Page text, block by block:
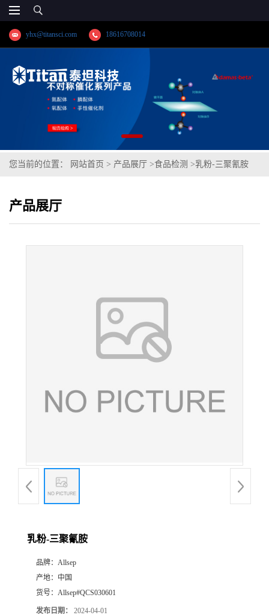
yhx@titansci.com 18616708014
您当前的位置： 网站首页 > 产品展厅 >食品检测 >乳粉-三聚氰胺
产品展厅
乳粉-三聚氰胺
品牌： Allsep
产地： 中国
货号： Allsep#QCS030601
发布日期： 2024-04-01